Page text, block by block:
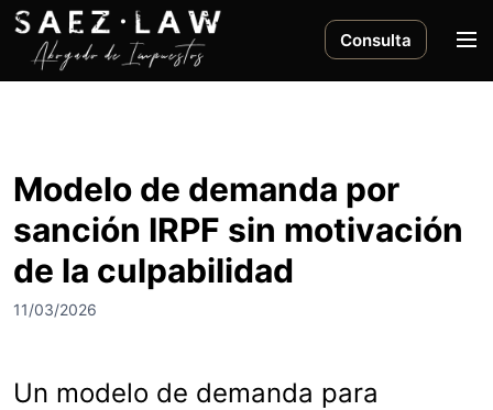
Consulta
M
Modelo de demanda por
sanción IRPF sin motivación
de la culpabilidad
11/03/2026
Un modelo de demanda para